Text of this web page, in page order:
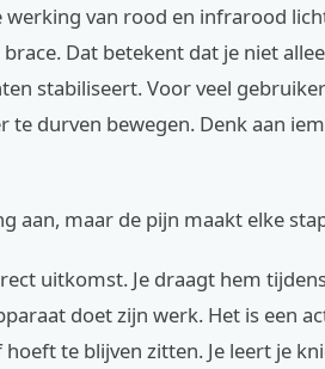
werking van rood en infrarood
Dat betekent dat je niet
stabiliseert. Voor veel
durven bewegen. Denk aan
aan, maar de pijn maakt elke
uitkomst. Je draagt hem
doet zijn werk. Het is een
te blijven zitten. Je leert je